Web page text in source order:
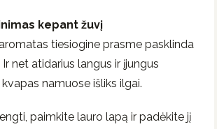
kepant žuvį
tiesiogine prasme pasklinda
net atidarius langus ir įjungus
namuose išliks ilgai.
paimkite lauro lapą ir padėkite jį